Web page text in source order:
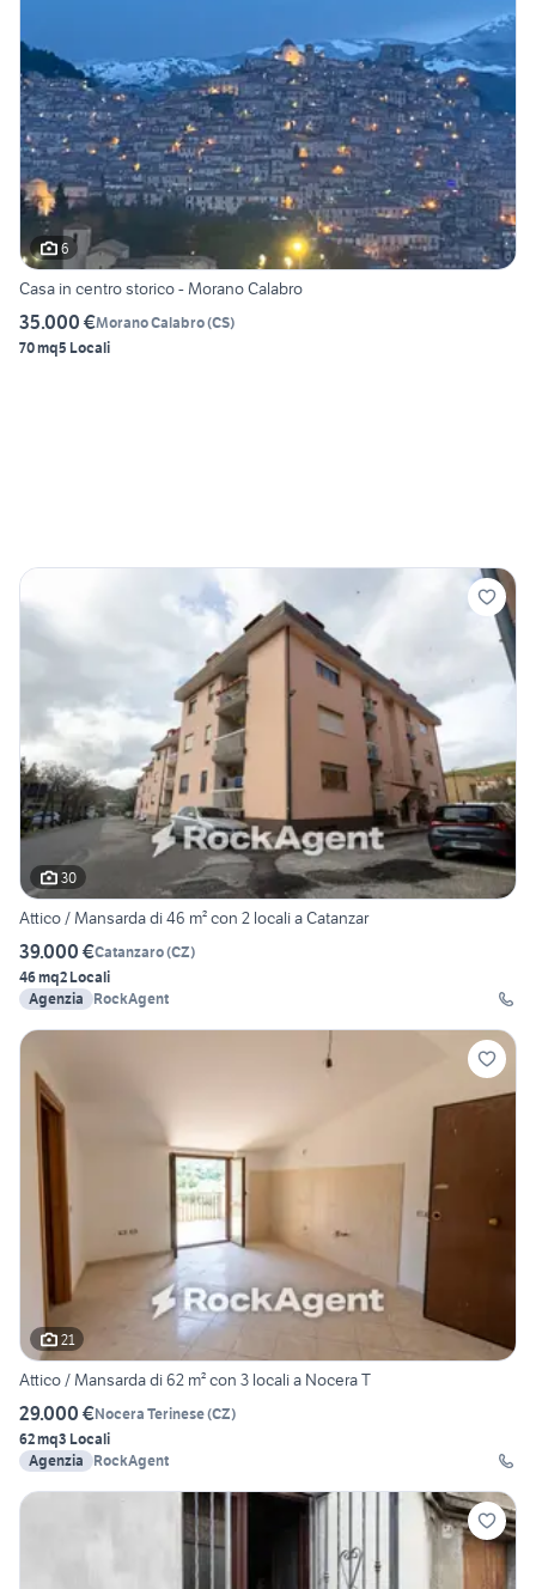
6
Casa in centro storico - Morano Calabro
35.000 €Morano Calabro(CS)
70 mq5 Locali
30
Attico / Mansarda di 46 m² con 2 locali a Catanzar
39.000 €Catanzaro(CZ)
46 mq2 Locali
Agenzia
RockAgent
21
Attico / Mansarda di 62 m² con 3 locali a Nocera T
29.000 €Nocera Terinese(CZ)
62 mq3 Locali
Agenzia
RockAgent